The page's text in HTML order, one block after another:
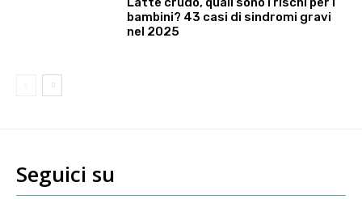
bambini? 43 casi di sindromi gravi
nel 2025
Seguici su